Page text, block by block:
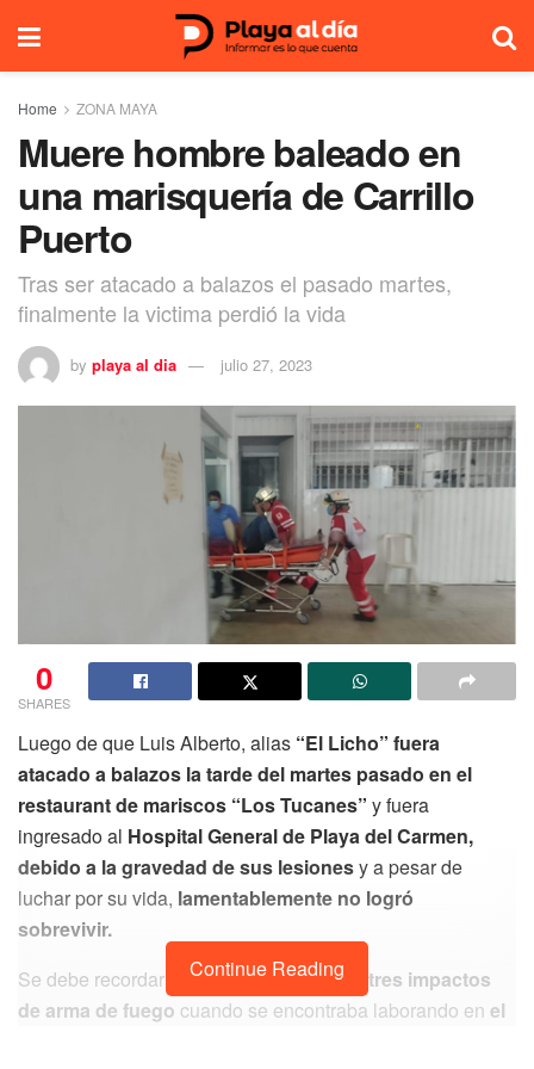
Home ZONA MAYA
Muere hombre baleado en
una marisquería de Carrillo
Puerto
Tras ser atacado a balazos el pasado martes,
finalmente la victima perdió la vida
by playa al dia julio 27, 2023
0
SHARES
Luego de que Luis Alberto, alias “El Licho” fuera
atacado a balazos la tarde del martes pasado en el
restaurant de mariscos “Los Tucanes” y fuera
ingresado al Hospital General de Playa del Carmen,
debido a la gravedad de sus lesionesy a pesar de
luchar por su vida, lamentablemente no logró
sobrevivir.
Se debe recordar queel hombre recibió tres impactos
de arma de fuego cuando se encontraba laborando en el
Continue Reading